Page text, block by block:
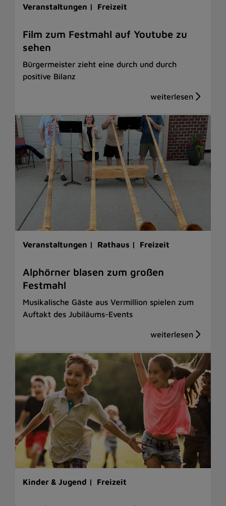
Veranstaltungen | Freizeit
Film zum Festmahl auf Youtube zu
sehen
Bürgermeister zieht eine durch und durch
positive Bilanz
Veranstaltungen | Rathaus | Freizeit
Alphörner blasen zum großen
Festmahl
Musikalische Gäste aus Vermillion spielen zum
Auftakt des Jubiläums-Events
Kinder & Jugend | Freizeit